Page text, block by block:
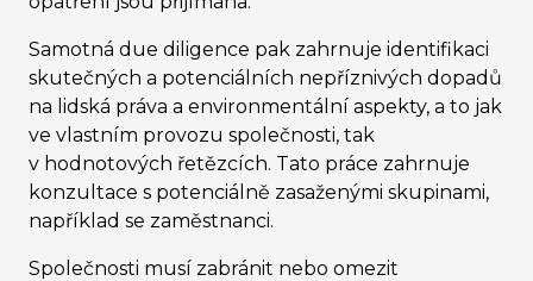
Samotná due diligence pak zahrnuje identifikaci
skutečných a potenciálních nepříznivých dopadů
na lidská práva a environmentální aspekty, a to jak
ve vlastním provozu společnosti, tak
v hodnotových řetězcích. Tato práce zahrnuje
konzultace s potenciálně zasaženými skupinami,
například se zaměstnanci.
Společnosti musí zabránit nebo omezit